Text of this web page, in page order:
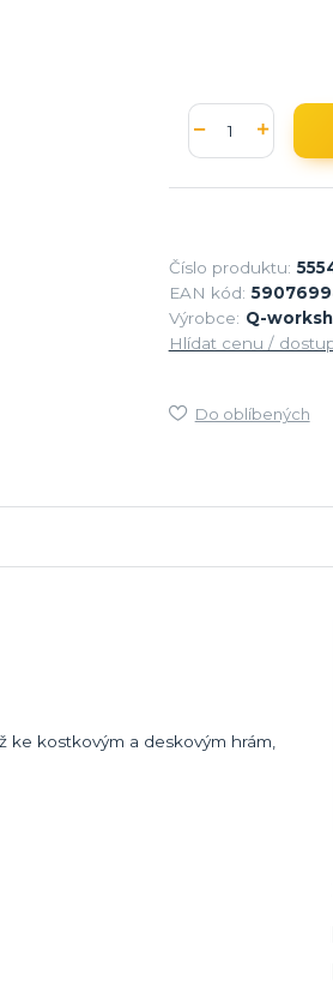
Číslo produktu:
EAN kód:
Výrobce: Q-
Hlídat cenu /
Do oblíbených
kostkovým a deskovým hrám,